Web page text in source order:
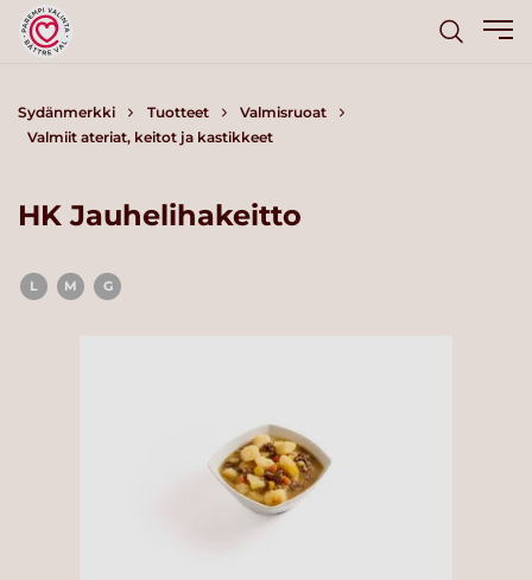
Sydänmerkki Tuotteet
Valmisruoat
Valmiit ateriat, keitot ja kastikkeet
HK Jauhelihakeitto
L M G